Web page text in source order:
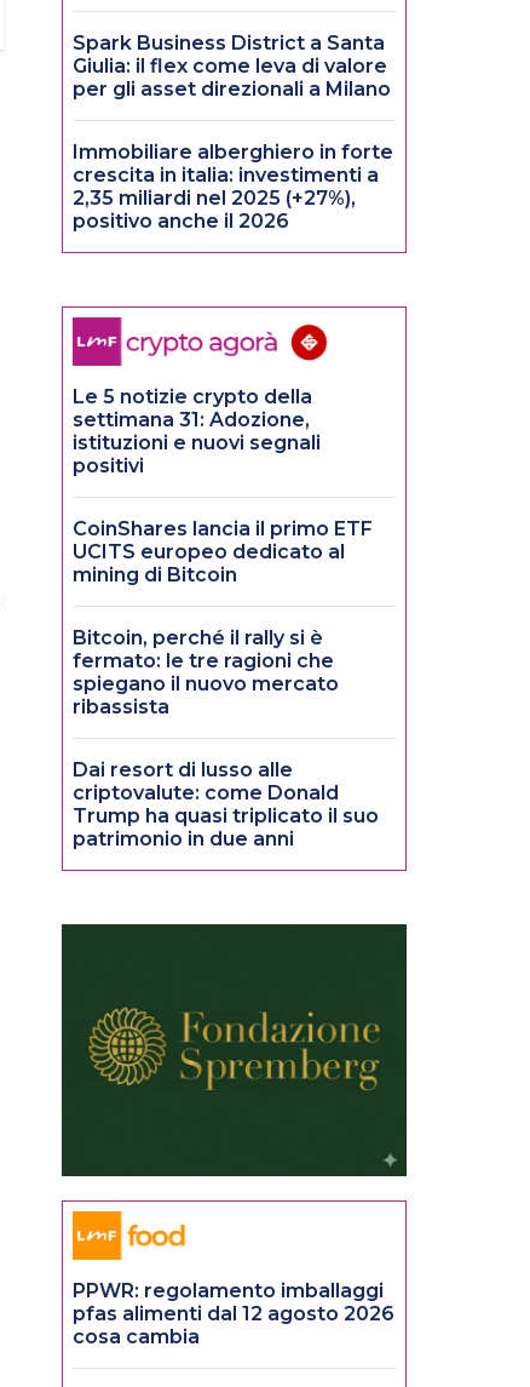
Spark Business District a Santa
Giulia: il flex come leva di valore
per gli asset direzionali a Milano
Immobiliare alberghiero in forte
crescita in italia: investimenti a
2,35 miliardi nel 2025 (+27%),
positivo anche il 2026
Le 5 notizie crypto della
settimana 31: Adozione,
istituzioni e nuovi segnali
positivi
CoinShares lancia il primo ETF
UCITS europeo dedicato al
mining di Bitcoin
Bitcoin, perché il rally si è
fermato: le tre ragioni che
spiegano il nuovo mercato
ribassista
Dai resort di lusso alle
criptovalute: come Donald
Trump ha quasi triplicato il suo
patrimonio in due anni
PPWR: regolamento imballaggi
pfas alimenti dal 12 agosto 2026
cosa cambia